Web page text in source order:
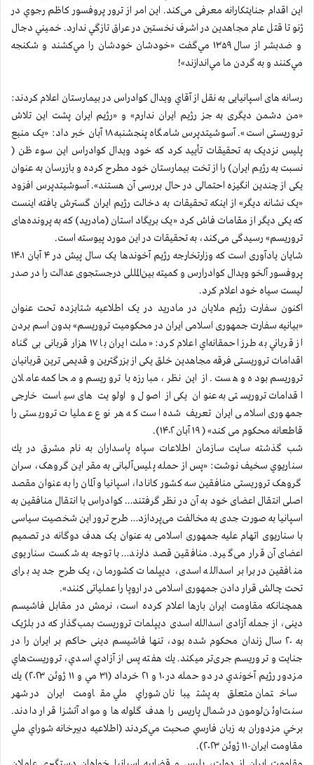
این اقدام جنایتکارانه معرفی می‌کند. اين امر از ترور پروفسور كاظم رجوي در
ژنو تا قتل عام مجاهدين در اشرف نخستين در عراق تازگي ندارد. خميني دجال
و ضدبشر از سال ۱۳۵۹ مي‌گفت «خودشان خودشان را مي‌كشند و شكنجه
مي‌كنند و به گردن ما مي‌اندازند»!
رسانه های اسپانیایی به نقل از آقاي ویدال کوادراس در بیمارستان اعلام کردند:
«من دشمن دیگری به جز رژیم ایران ندارم» و «رژیم ایران پشت این تلاش
تروریستی است». آسوشیتدپرس شامگاه پنجشنبه ۱۸ آبان خبر داد: «یک منبع
پلیس نزدیک به تحقیقات تأیید کرد که خود ویدال کوادراس این سوء ظن (
نسبت به رژیم ایران) را از تخت بیمارستان خود مطرح کرده و بازرسان به عنوان
یکی از چندین انگیزه احتمالی در حال بررسی آن هستند». آسوشیتدپرس افزود
«یک نشانه دیگر» از اینکه تحقیقات به دخالت رژیم ایران گسترش یافته اینست
که یکی دیگر از مقامات فاش کرد «یک بريگاد استان (مادريد) که به پرونده‌های
تروریسم» رسیدگی می‌کند، به تحقیقات در این مورد پیوسته است.
شایان یادآوری است که وزارتخارجه رژیم آخوندها یک سال پیش در ۴ آبان ۱۴۰۱
پروفسور آلخو ویدال کوادرارس و کمیته بین‌المللی درجستجوی عدالت را در صدر
ليست سياه خود اعلام كرد.
اكنون سفارت رژیم ملايان در مادريد در یک اطلاعیه شتابزده تحت عنوان
«بیانیه سفارت جمهوری اسلامی ایران در محکومیت تروریسم» بدون اسم بردن
از قرباني به طرز احمقانه‌اي اعلام كرد: «ملت ایران با ۱۷ هزار قربانی بی گناه
اقدامات تروریستی فرقه مجاهدین خلق یکی از بزرگترین و قدیمی ترین قربانیان
تروریسم بوده و هست. از این نظر، مبارزه با تروریسم و محاکمه عاملان
اقدامات تروریستی به عنوان یکی از اصول و اولویت های سیاست خارجی
جمهوری اسلامی ایران تعریف شده است که هر نوع عملیات تروریستی را
قاطعانه محکوم می کند» ( ۱۹ آبان ۱۴۰۲).
شب گذشته سایت سازمان اطلاعات سپاه پاسداران به نام مشرق در يك
سناريوي سخيف نوشت: «پس از حمله پلیس‌آلبانی به مقر این گروهک، سران
گروهک تروریستی منافقین سه کشور کانادا، اسپانیا و آلمان را به عنوان مقصد
اصلی انتقال اعضای خود به آن در نظر گرفتند… کوادراس با انتقال منافقین به
اسپانیا به صورت جدی به مخالفت می‌پردازد… طرح ترور این شخصیت سیاسی
با سناریوی اتهام علیه جمهوری اسلامی به عنوان یک هدف دوگانه در تصمیم
اعضای آن قرار می‌گیرد. منافقین قصد دارند… با توجه به شکست سناریوی
منافقین در برابر اسدالله اسدی، دیپلمات کشورمان، یک طرح جدید برای
تحت چالش قرار دادن جمهوری اسلامی در اروپا را عملیاتی ‌کنند».
همچنانکه مقاومت ایران بارها اعلام کرده است، نرمش در مقابل فاشیسم
دینی، از جمله آزادی اسدالله اسدی دیپلمات تروریست بمب‌گذار که در بلژیک
به ۲۰ سال زندان محکوم شده بود، تنها فاشیسم دینی حاکم بر ایران را در
جنایت و تروريسم جری‌تر میکند. يك هفته پس از آزادي اسدي، تروريست‌هاي
مزدور رژيم آخوندي در دو حمله در ۱۰ و ۲۱ خرداد (۳۱ مي و ۱۱ ژوئن ۲۰۲۳) يك
ساختمان متعلق به پشتيبانان شوراي ملي مقاومت ايران در شهر
سنت‌اوئن‌لومون در شمال پاريس را هدف گلوله‌ها و مواد آتشزا قرار دادند.
برخي مزدوران به زبان فارسي صحبت مي‌كردند (اطلاعيه دبيرخانه شوراي ملي
مقاومت ايران-۱۱ ژوئن ۲۰۲۳).